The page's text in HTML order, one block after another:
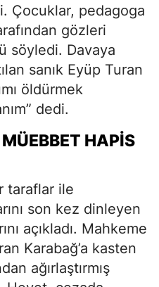
Çocuklar, pedagoga
gözleri
söyledi. Davaya
sanık Eyüp Turan
öldürmek
dedi.
HAPIS
taraflar ile
son kez dinleyen
açıkladı. Mahkeme
Karabağ’a kasten
ağırlaştırmış